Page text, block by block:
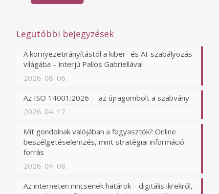
Legutóbbi bejegyzések
A környezetirányítástól a kiber- és AI-szabályozás
világába – interjú Pallos Gabriellával
2026. 08. 06.
Az ISO 14001:2026 – az újragombolt a szabvány
2026. 04. 17.
Mit gondolnak valójában a fogyasztók? Online
beszélgetéselemzés, mint stratégiai információ-
forrás
2026. 04. 08.
Az interneten nincsenek határok – digitális ikrekről,